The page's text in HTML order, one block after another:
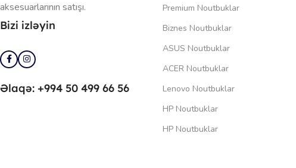
aksesuarlarının satışı.
Bizi izləyin
Əlaqə: +994 50 499 66 56
Premium Noutbuklar
Biznes Noutbuklar
ASUS Noutbuklar
ACER Noutbuklar
Lenovo Noutbuklar
HP Noutbuklar
HP Noutbuklar